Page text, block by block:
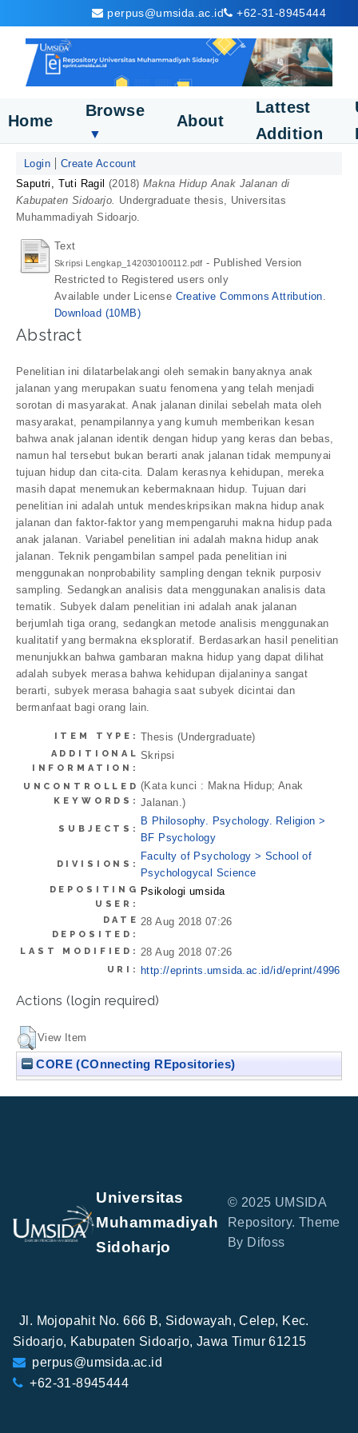
perpus@umsida.ac.id +62-31-8945444
Home
Browse
▼
About
Lattest
Addition
Login
Create Account
Saputri, Tuti Ragil (2018) Makna Hidup Anak Jalanan di
Kabupaten Sidoarjo. Undergraduate thesis, Universitas
Muhammadiyah Sidoarjo.
Text
Skripsi Lengkap_142030100112.pdf - Published Version
Restricted to Registered users only
Available under License Creative Commons Attribution.
Download (10MB)
Abstract
Penelitian ini dilatarbelakangi oleh semakin banyaknya anak
jalanan yang merupakan suatu fenomena yang telah menjadi
sorotan di masyarakat. Anak jalanan dinilai sebelah mata oleh
masyarakat, penampilannya yang kumuh memberikan kesan
bahwa anak jalanan identik dengan hidup yang keras dan bebas,
namun hal tersebut bukan berarti anak jalanan tidak mempunyai
tujuan hidup dan cita-cita. Dalam kerasnya kehidupan, mereka
masih dapat menemukan kebermaknaan hidup. Tujuan dari
penelitian ini adalah untuk mendeskripsikan makna hidup anak
jalanan dan faktor-faktor yang mempengaruhi makna hidup pada
anak jalanan. Variabel penelitian ini adalah makna hidup anak
jalanan. Teknik pengambilan sampel pada penelitian ini
menggunakan nonprobability sampling dengan teknik purposiv
sampling. Sedangkan analisis data menggunakan analisis data
tematik. Subyek dalam penelitian ini adalah anak jalanan
berjumlah tiga orang, sedangkan metode analisis menggunakan
kualitatif yang bermakna eksploratif. Berdasarkan hasil penelitian
menunjukkan bahwa gambaran makna hidup yang dapat dilihat
adalah subyek merasa bahwa kehidupan dijalaninya sangat
berarti, subyek merasa bahagia saat subyek dicintai dan
bermanfaat bagi orang lain.
ITEM TYPE: Thesis (Undergraduate)
ADDITIONAL
INFORMATION:
Skripsi
UNCONTROLLED
KEYWORDS:
(Kata kunci : Makna Hidup; Anak
Jalanan.)
SUBJECTS:
B Philosophy. Psychology. Religion >
BF Psychology
DIVISIONS:
Faculty of Psychology > School of
Psychologycal Science
DEPOSITING
USER:
Psikologi umsida
DATE
DEPOSITED:
28 Aug 2018 07:26
LAST MODIFIED: 28 Aug 2018 07:26
URI: http://eprints.umsida.ac.id/id/eprint/4996
Actions (login required)
View Item
CORE (COnnecting REpositories)
Universitas
Muhammadiyah
Sidoharjo
© 2025 UMSIDA
Repository. Theme
By Difoss
Jl. Mojopahit No. 666 B, Sidowayah, Celep, Kec.
Sidoarjo, Kabupaten Sidoarjo, Jawa Timur 61215
perpus@umsida.ac.id
+62-31-8945444